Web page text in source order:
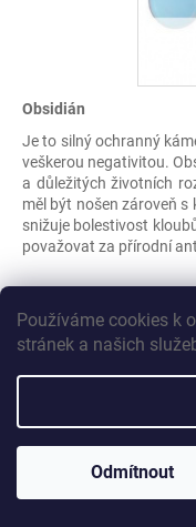
Používáme cookies k
stránek a našich
Odmítnout
Obsidián
Je to silný ochranný
veškerou negativitou.
a důležitých životních
měl být nošen zároveň s
snižuje bolestivost
považovat za přírodní
Onyx
Je to ochranný kámen,
naši energii jedním
nám stát se pány
traumat ovlivňující